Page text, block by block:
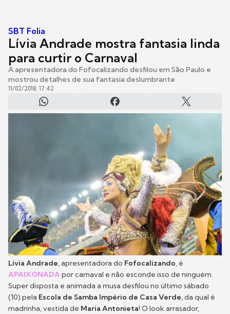
SBT Folia
Lívia Andrade mostra fantasia linda
para curtir o Carnaval
A apresentadora do Fofocalizando desfilou em São Paulo e
mostrou detalhes de sua fantasia deslumbrante
11/02/2018, 17:42
Lívia Andrade, apresentadora do Fofocalizando, é
APAIXONADA por carnaval e não esconde isso de ninguém.
Super disposta e animada a musa desfilou no último sábado
(10) pela Escola de Samba Império de Casa Verde, da qual é
madrinha, vestida de Maria Antonieta! O look arrasador,